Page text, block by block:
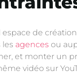
de
agences ou
et monter un
vidéo sur